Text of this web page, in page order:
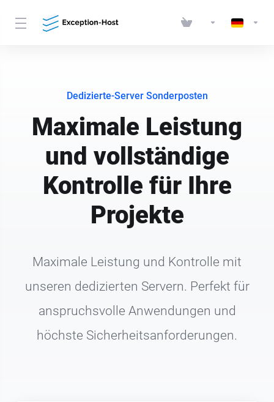
Dedizierte-Server Sonderposten
Maximale Leistung
und vollständige
Kontrolle für Ihre
Projekte
Maximale Leistung und Kontrolle mit
unseren dedizierten Servern. Perfekt für
anspruchsvolle Anwendungen und
höchste Sicherheitsanforderungen.